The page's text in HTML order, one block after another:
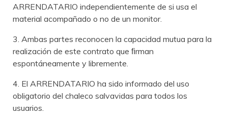
ARRENDATARIO independientemente de si usa el
material acompañado o no de un monitor.
3. Ambas partes reconocen la capacidad mutua para la
realización de este contrato que ﬁrman
espontáneamente y libremente.
4. El ARRENDATARIO ha sido informado del uso
obligatorio del chaleco salvavidas para todos los
usuarios.